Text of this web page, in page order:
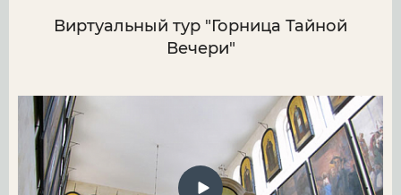
Виртуальный тур "Горница Тайной
Вечери"